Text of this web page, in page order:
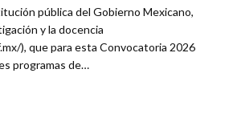
pública del Gobierno Mexicano,
y la docencia
), que para esta Convocatoria 2026
programas de…